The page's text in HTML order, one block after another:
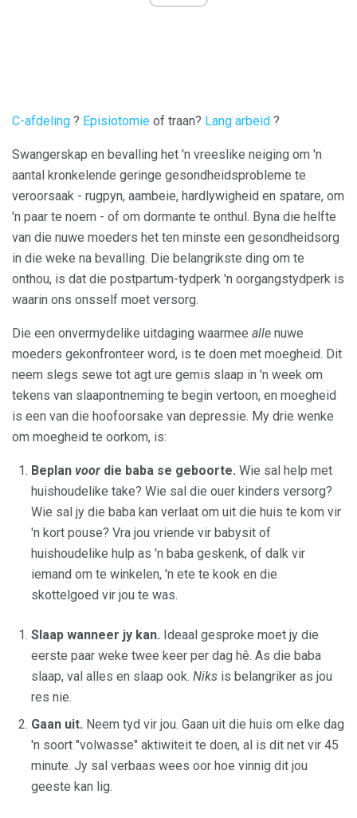
C-afdeling ? Episiotomie of traan? Lang arbeid ?
Swangerskap en bevalling het 'n vreeslike neiging om 'n
aantal kronkelende geringe gesondheidsprobleme te
veroorsaak - rugpyn, aambeie, hardlywigheid en spatare, om
'n paar te noem - of om dormante te onthul. Byna die helfte
van die nuwe moeders het ten minste een gesondheidsorg
in die weke na bevalling. Die belangrikste ding om te
onthou, is dat die postpartum-tydperk 'n oorgangstydperk is
waarin ons onsself moet versorg.
Die een onvermydelike uitdaging waarmee alle nuwe
moeders gekonfronteer word, is te doen met moegheid. Dit
neem slegs sewe tot agt ure gemis slaap in 'n week om
tekens van slaapontneming te begin vertoon, en moegheid
is een van die hoofoorsake van depressie. My drie wenke
om moegheid te oorkom, is:
Beplan voor die baba se geboorte. Wie sal help met
huishoudelike take? Wie sal die ouer kinders versorg?
Wie sal jy die baba kan verlaat om uit die huis te kom vir
'n kort pouse? Vra jou vriende vir babysit of
huishoudelike hulp as 'n baba geskenk, of dalk vir
iemand om te winkelen, 'n ete te kook en die
skottelgoed vir jou te was.
Slaap wanneer jy kan. Ideaal gesproke moet jy die
eerste paar weke twee keer per dag hê. As die baba
slaap, val alles en slaap ook. Niks is belangriker as jou
res nie.
Gaan uit. Neem tyd vir jou. Gaan uit die huis om elke dag
'n soort "volwasse" aktiwiteit te doen, al is dit net vir 45
minute. Jy sal verbaas wees oor hoe vinnig dit jou
geeste kan lig.